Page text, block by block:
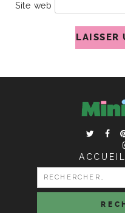
Site web
ACCUEIL